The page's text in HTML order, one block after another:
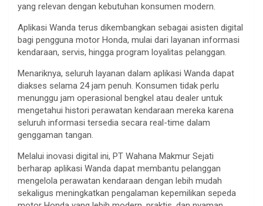
yang relevan dengan kebutuhan konsumen modern.
Aplikasi Wanda terus dikembangkan sebagai asisten digital
bagi pengguna motor Honda, mulai dari layanan informasi
kendaraan, servis, hingga program loyalitas pelanggan.
Menariknya, seluruh layanan dalam aplikasi Wanda dapat
diakses selama 24 jam penuh. Konsumen tidak perlu
menunggu jam operasional bengkel atau dealer untuk
mengetahui histori perawatan kendaraan mereka karena
seluruh informasi tersedia secara real-time dalam
genggaman tangan.
Melalui inovasi digital ini, PT Wahana Makmur Sejati
berharap aplikasi Wanda dapat membantu pelanggan
mengelola perawatan kendaraan dengan lebih mudah
sekaligus meningkatkan pengalaman kepemilikan sepeda